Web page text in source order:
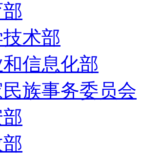
术部
信息化部
民族事务委员会